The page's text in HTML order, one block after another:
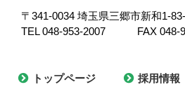
〒341-0034 埼玉県三郷市新和1-
TEL 048-953-2007
FAX 048-
トップページ
採用情報